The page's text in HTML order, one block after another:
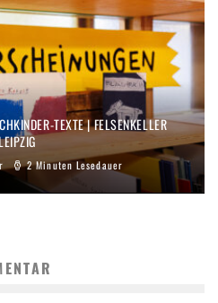
TEXTE | FELSENKELLER
2 Minuten Lesedauer